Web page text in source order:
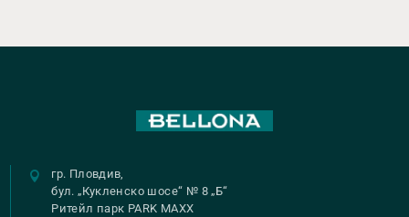
гр. Пловдив,
бул. „Кукленско шосе“ № 8 „Б“
Ритейл парк PARK MAXX